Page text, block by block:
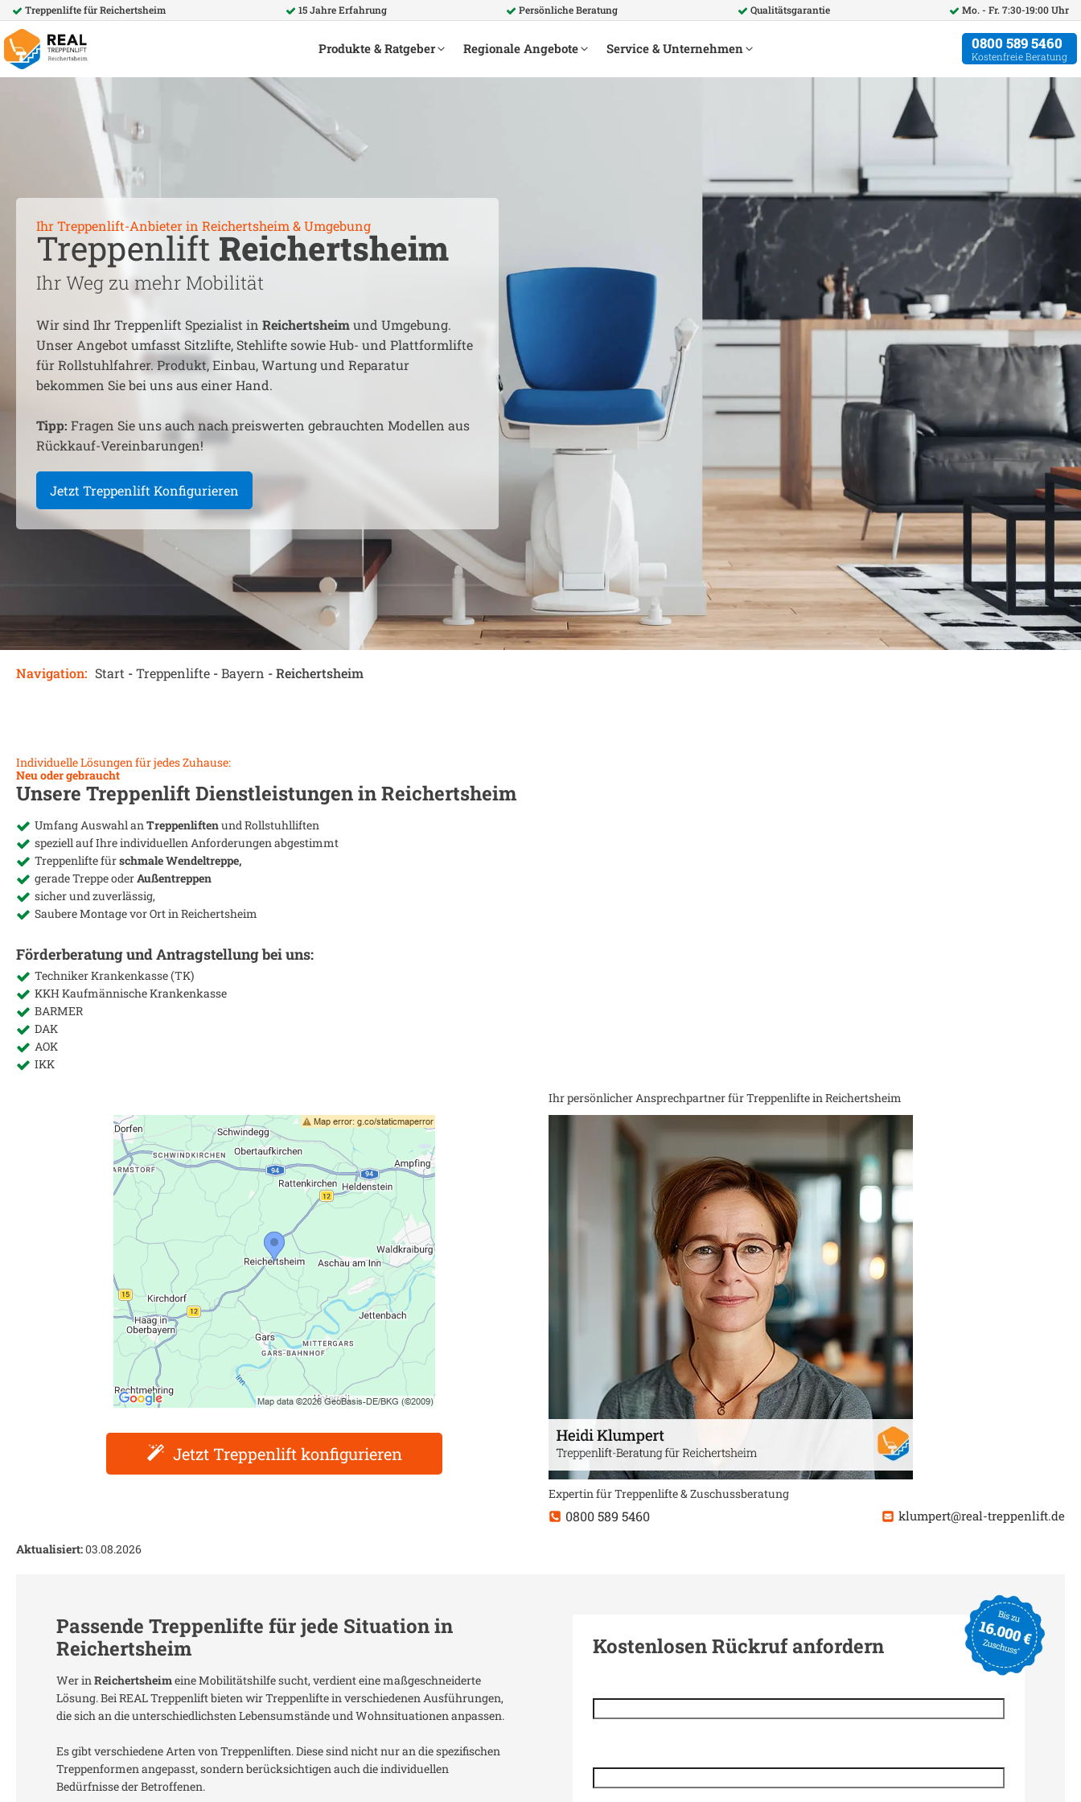
Treppenlifte fürReichertsheim 15 Jahre Erfahrung Persönliche Beratung Qualitätsgarantie Mo. - Fr. 7:30-19:00 Uhr
Produkte & Ratgeber Regionale Angebote Service & Unternehmen 0800 589 5460
Kostenfreie Beratung
Ihr Treppenlift-Anbieter in Reichertsheim & Umgebung
Treppenlift Reichertsheim
Ihr Weg zu mehr Mobilität
Wir sind Ihr Treppenlift Spezialist in Reichertsheimund Umgebung.
Unser Angebot umfasst Sitzlifte, Stehlifte sowie Hub- und Plattformlifte
für Rollstuhlfahrer. Produkt, Einbau, Wartung und Reparatur
bekommen Sie bei uns aus einer Hand.
Tipp: Fragen Sie uns auch nach preiswerten gebrauchten Modellen aus
Rückkauf-Vereinbarungen!
Jetzt Treppenlift Konfigurieren
Navigation: Start -Treppenlifte -Bayern -Reichertsheim
Individuelle Lösungen für jedes Zuhause:
Neu oder gebraucht
Unsere Treppenlift Dienstleistungen inReichertsheim
Umfang Auswahl an Treppenliftenund Rollstuhlliften
speziell auf Ihre individuellen Anforderungen abgestimmt
Treppenlifte fürschmale Wendeltreppe,
gerade Treppe oderAußentreppen
sicher und zuverlässig,
Saubere Montage vor Ort in Reichertsheim
Förderberatung und Antragstellung bei uns:
Techniker Krankenkasse (TK)
KKH Kaufmännische Krankenkasse
BARMER
DAK
AOK
IKK
Jetzt Treppenlift konfigurieren
Ihr persönlicher Ansprechpartner für Treppenlifte in Reichertsheim
Expertin für Treppenlifte & Zuschussberatung
0800 589 5460 klumpert@real-treppenlift.de
Aktualisiert:03.08.2026
Passende Treppenlifte für jede Situation in
Reichertsheim
Wer in Reichertsheimeine Mobilitätshilfe sucht, verdient eine maßgeschneiderte
Lösung. Bei REAL Treppenlift bieten wir Treppenlifte in verschiedenen Ausführungen,
die sich an die unterschiedlichsten Lebensumstände und Wohnsituationen anpassen.
Es gibt verschiedene Arten von Treppenliften. Diese sind nicht nur an die spezifischen
Treppenformen angepasst, sondern berücksichtigen auch die individuellen
Bedürfnisse der Betroffenen.
Kostenlosen Rückruf anfordern